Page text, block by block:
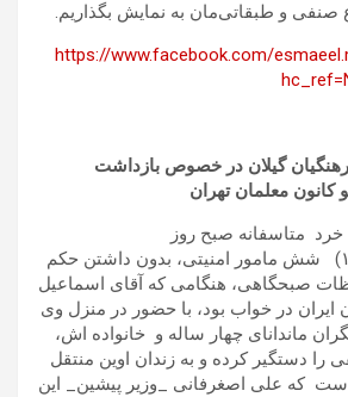
صنفی و طبقاتی‌مان به نمایش بگذاریم.
https://www.facebook.com/
گیلان در خصوص بازداشت
معلمان تهران
خرد متاسفانه صبح روز
چهارشنبه(۱۳۹۵/۸/۱۹) شش مامور امنیتی، بدون داشتن حکم
صبحگاهی، هنگامی که آقای اسماعیل
ایران در خواب بود، با حضور در منزل وی
ماندانای چهار ساله و خانواده اش،
را دستگیر کرده و به زندان اوین منتقل
که علی اصغرفانی _وزیر پیشین_ این